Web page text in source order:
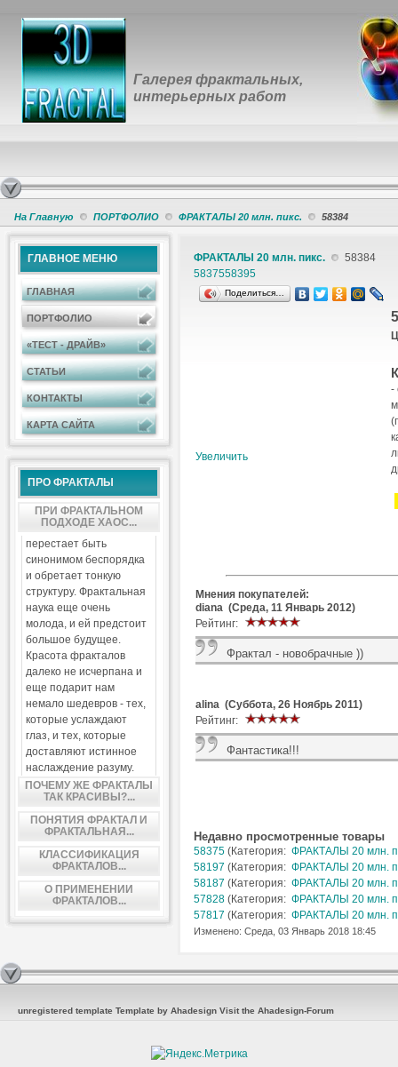
Галерея фрактальных,
интерьерных работ
На Главную ПОРТФОЛИО ФРАКТАЛЫ 20 млн. пикс. 58384
ГЛАВНОЕ МЕНЮ
ГЛАВНАЯ
ПОРТФОЛИО
«ТЕСТ - ДРАЙВ»
СТАТЬИ
КОНТАКТЫ
КАРТА САЙТА
ПРО ФРАКТАЛЫ
ПРИ ФРАКТАЛЬНОМ
ПОДХОДЕ ХАОС...
перестает быть
синонимом беспорядка
и обретает тонкую
структуру. Фрактальная
наука еще очень
молода, и ей предстоит
большое будущее.
Красота фракталов
далеко не исчерпана и
еще подарит нам
немало шедевров - тех,
которые услаждают
глаз, и тех, которые
доставляют истинное
наслаждение разуму.
ПОЧЕМУ ЖЕ ФРАКТАЛЫ
ТАК КРАСИВЫ?...
ПОНЯТИЯ ФРАКТАЛ И
ФРАКТАЛЬНАЯ...
КЛАССИФИКАЦИЯ
ФРАКТАЛОВ...
О ПРИМЕНЕНИИ
ФРАКТАЛОВ...
ФРАКТАЛЫ 20 млн. пикс.
58384
5837558395
Поделиться…
Увеличить
-
Мнения покупателей:
diana (Среда, 11 Январь 2012)
Рейтинг:
Фрактал - новобрачные ))
alina (Суббота, 26 Ноябрь 2011)
Рейтинг:
Фантастика!!!
Недавно просмотренные товары
58375 (Категория: ФРАКТАЛЫ 20 млн.
58197 (Категория: ФРАКТАЛЫ 20 млн.
58187 (Категория: ФРАКТАЛЫ 20 млн.
57828 (Категория: ФРАКТАЛЫ 20 млн.
57817 (Категория: ФРАКТАЛЫ 20 млн.
Изменено: Среда, 03 Январь 2018 18:45
unregistered template Template by Ahadesign Visit the Ahadesign-Forum